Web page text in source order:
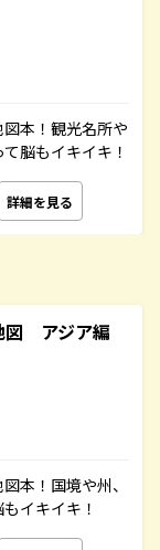
本！観光名所や
脳もイキイキ！
詳細を見る
図 アジア編
本！国境や州、
イキイキ！